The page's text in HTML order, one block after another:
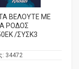
ΒΕΛΟΥΤΕ ΜΕ
ΡΟΔΟΣ
/ΣΥΣΚ3
34472